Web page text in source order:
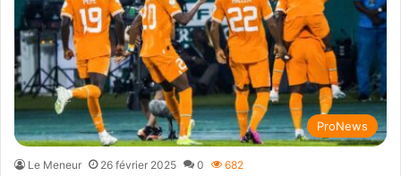
ProNews
Le Meneur 26 février 2025 0 682